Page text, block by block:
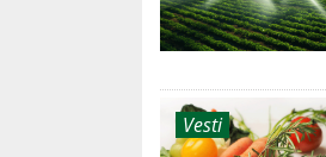
Vesti